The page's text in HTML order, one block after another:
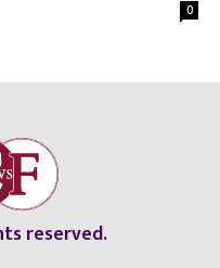
0
reserved.